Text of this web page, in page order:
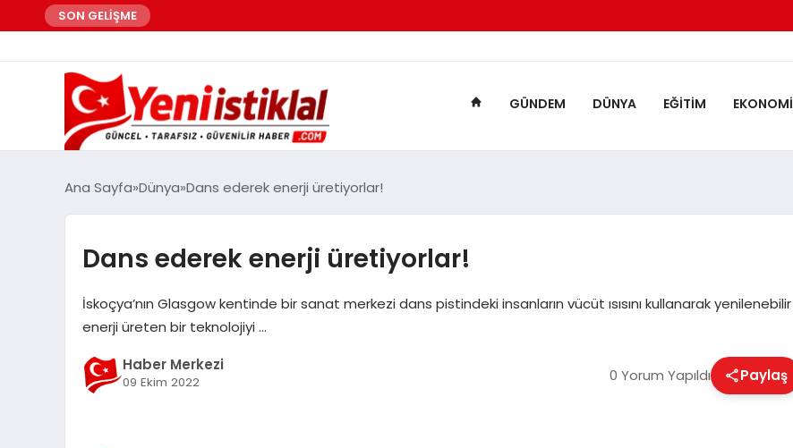
SON GELİŞME
GÜNDEM DÜNYA EĞITIM EKONOMI
Ana Sayfa Dünya Dans ederek enerji üretiyorlar!
Dans ederek enerji üretiyorlar!
İskoçya’nın Glasgow kentinde bir sanat merkezi dans pistindeki insanların vücüt ısısını kullanarak yenilenebilir
enerji üreten bir teknolojiyi …
Haber Merkezi
09 Ekim 2022 0 Yorum Yapıldı Paylaş